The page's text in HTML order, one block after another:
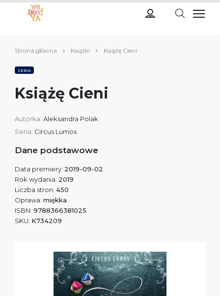
Strona główna Książki Książę Cieni
SERIA
Książę Cieni
Autorka: Aleksandra Polak
Seria: Circus Lumos
Dane podstawowe
Data premiery: 2019-09-02
Rok wydania: 2019
Liczba stron: 450
Oprawa: miękka
ISBN: 9788366381025
SKU: K734209